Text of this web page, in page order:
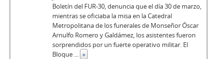
Boletín del FUR-30, denuncia que el día 30 de marzo,
mientras se oficiaba la misa en la Catedral
Metropolitana de los funerales de Monseñor Óscar
Arnulfo Romero y Galdámez, los asistentes fueron
sorprendidos por un fuerte operativo militar. El
Bloque ... »